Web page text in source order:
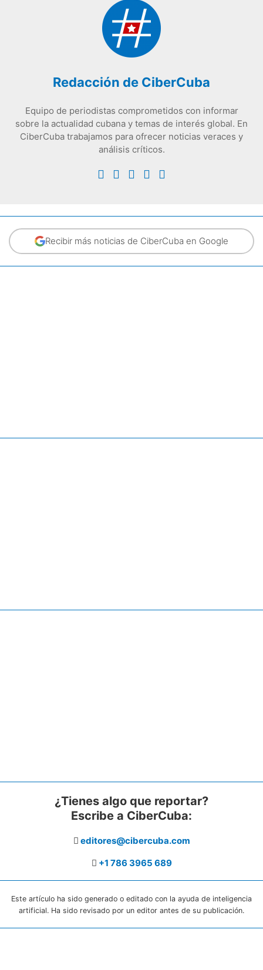
Redacción de CiberCuba
Equipo de periodistas comprometidos con informar
sobre la actualidad cubana y temas de interés global. En
CiberCuba trabajamos para ofrecer noticias veraces y
análisis críticos.
Recibir más noticias de CiberCuba en Google
¿Tienes algo que reportar?
Escribe a CiberCuba:
editores@cibercuba.com
+1 786 3965 689
Este artículo ha sido generado o editado con la ayuda de inteligencia
artificial. Ha sido revisado por un editor antes de su publicación.